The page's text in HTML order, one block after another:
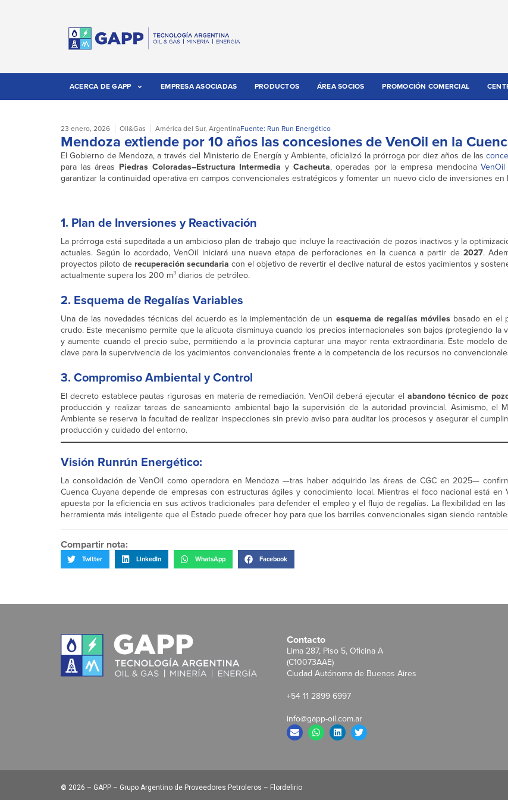
ACERCA DE GAPP EMPRESA ASOCIADAS PRODUCTOS ÁREA SOCIOS PROMOCIÓN COMERCIAL
23 enero, 2026 Oil&Gas América del Sur, ArgentinaFuente: Run Run Energético
Mendoza extiende por 10 años las concesiones de VenOil en la
El Gobierno de Mendoza, a través del Ministerio de Energía y Ambiente, oficializó la prórroga por diez años de las
para las áreas Piedras Coloradas–Estructura Intermedia y Cacheuta, operadas por la empresa mendocina
garantizar la continuidad operativa en campos convencionales estratégicos y fomentar un nuevo ciclo de inversiones en
1. Plan de Inversiones y Reactivación
La prórroga está supeditada a un ambicioso plan de trabajo que incluye la reactivación de pozos inactivos y la
actuales. Según lo acordado, VenOil iniciará una nueva etapa de perforaciones en la cuenca a partir de 2027.
proyectos piloto de recuperación secundaria con el objetivo de revertir el declive natural de estos yacimientos y
actualmente supera los 200 m³ diarios de petróleo.
2. Esquema de Regalías Variables
Una de las novedades técnicas del acuerdo es la implementación de un esquema de regalías móvilesbasado en el
crudo. Este mecanismo permite que la alícuota disminuya cuando los precios internacionales son bajos (protegiendo la
y aumente cuando el precio sube, permitiendo a la provincia capturar una mayor renta extraordinaria. Este modelo
clave para la supervivencia de los yacimientos convencionales frente a la competencia de los recursos no
3. Compromiso Ambiental y Control
El decreto establece pautas rigurosas en materia de remediación. VenOil deberá ejecutar el abandono técnico de
producción y realizar tareas de saneamiento ambiental bajo la supervisión de la autoridad provincial. Asimismo, el
Ambiente se reserva la facultad de realizar inspecciones sin previo aviso para auditar los procesos y asegurar el
producción y cuidado del entorno.
Visión Runrún Energético:
La consolidación de VenOil como operadora en Mendoza —tras haber adquirido las áreas de CGC en 2025—
Cuenca Cuyana depende de empresas con estructuras ágiles y conocimiento local. Mientras el foco nacional está en
apuesta por la eficiencia en sus activos tradicionales para defender el empleo y el flujo de regalías. La flexibilidad en las
herramienta más inteligente que el Estado puede ofrecer hoy para que los barriles convencionales sigan siendo
Compartir nota:
Twitter LinkedIn WhatsApp Facebook
Contacto
Lima 287, Piso 5, Oficina A
(C10073AAE)
Ciudad Autónoma de Buenos Aires
+54 11 2899 6997
info@gapp-oil.com.ar
© 2026 – GAPP – Grupo Argentino de Proveedores Petroleros – Flordelirio